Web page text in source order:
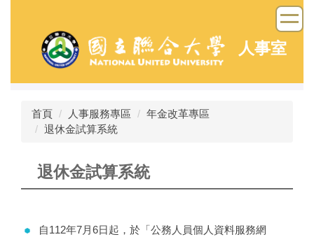
容
人事室
首頁 人事服務專區
年金改革專區
退休金試算系統
退休金試算系統
自112年7月6日起，於「公務人員個人資料服務網